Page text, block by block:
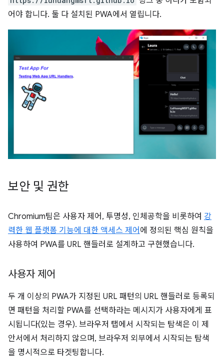
어야 합니다. 둘 다 설치된 PWA에서 열립니다.
보안 및 권한
Chromium팀은 사용자 제어, 투명성, 인체공학을 비롯하여 강
력한 웹 플랫폼 기능에 대한 액세스 제어 에 정의된 핵심 원칙을
사용하여 PWA를 URL 핸들러로 설계하고 구현했습니다.
사용자 제어
두 개 이상의 PWA가 지정된 URL 패턴의 URL 핸들러로 등록되
면 패턴을 처리할 PWA를 선택하라는 메시지가 사용자에게 표
시됩니다(있는 경우). 브라우저 탭에서 시작되는 탐색은 이 제
안서에서 처리하지 않으며, 브라우저 외부에서 시작되는 탐색
을 명시적으로 타겟팅합니다.